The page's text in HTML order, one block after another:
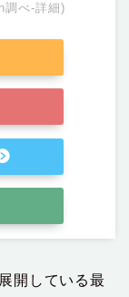
調べ-詳細)
開している最